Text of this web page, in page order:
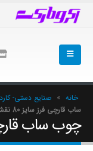
خانه » صنایع دستی-
ساب قارچی فرز سایز 80 نقش جهان
چوب ساب قارچی فرز